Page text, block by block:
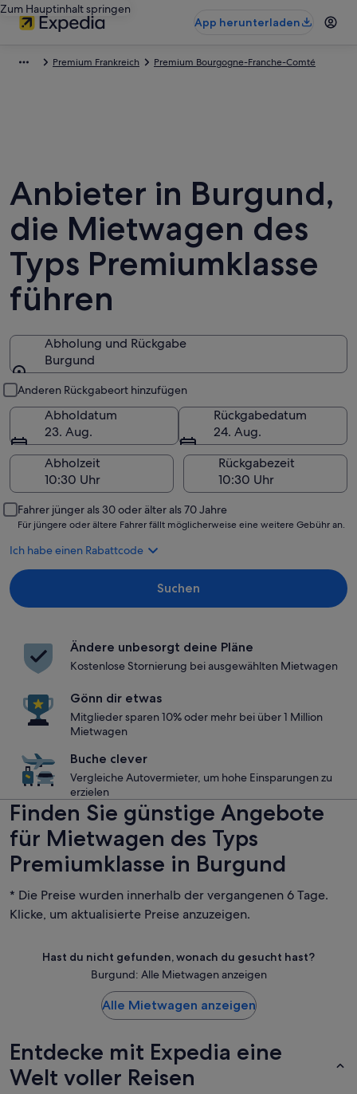
Zum Hauptinhalt springen
App herunterladen
Premium Frankreich Premium Bourgogne-Franche-Comté
Anbieter in Burgund,
die Mietwagen des
Typs Premiumklasse
führen
Abholung und Rückgabe
Burgund
Anderen Rückgabeort hinzufügen
Abholdatum
23. Aug.
Rückgabedatum
24. Aug.
Abholzeit
Rückgabezeit
Fahrer jünger als 30 oder älter als 70 Jahre
Für jüngere oder ältere Fahrer fällt möglicherweise eine weitere Gebühr an.
Ich habe einen Rabattcode
Suchen
Ändere unbesorgt deine Pläne
Kostenlose Stornierung bei ausgewählten Mietwagen
Gönn dir etwas
Mitglieder sparen 10% oder mehr bei über 1 Million
Mietwagen
Buche clever
Vergleiche Autovermieter, um hohe Einsparungen zu
erzielen
Finden Sie günstige Angebote
für Mietwagen des Typs
Premiumklasse in Burgund
* Die Preise wurden innerhalb der vergangenen 6 Tage.
Klicke, um aktualisierte Preise anzuzeigen.
Hast du nicht gefunden, wonach du gesucht hast?
Burgund: Alle Mietwagen anzeigen
Alle Mietwagen anzeigen
Entdecke mit Expedia eine
Welt voller Reisen